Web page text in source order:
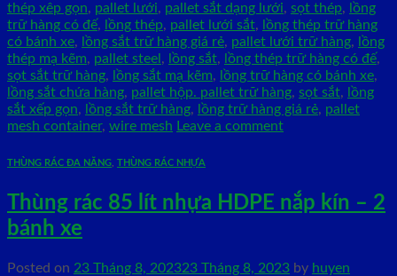
thép xêp gọn, pallet lưới, pallet sắt dạng lưới, sọt thép, lồng
trữ hàng có đế, lồng thép, pallet lưới sắt, lồng thép trữ hàng
có bánh xe, lồng sắt trữ hàng giá rẻ, pallet lưới trữ hàng, lồng
thép mạ kẽm, pallet steel , lồng sắt, lồng thép trữ hàng có đế,
sọt sắt trữ hàng, lồng sắt mạ kẽm, lồng trữ hàng có bánh xe,
lồng sắt chứa hàng, pallet hộp. pallet trữ hàng, sọt sắt, lồng
sắt xếp gọn, lồng sắt trữ hàng, lồng trữ hàng giá rẻ, pallet
mesh container, wire mesh Leave a comment
THÙNG RÁC ĐA NĂNG THÙNG RÁC NHỰA
Thùng rác 85 lít nhựa HDPE nắp kín – 2
bánh xe
Posted on 23 Tháng 8, 202323 Tháng 8, 2023 by huyen